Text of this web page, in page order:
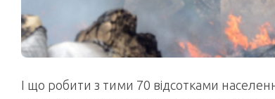
І що робити з тими 70 відсотками